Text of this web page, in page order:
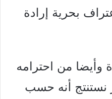
بحرية إرادة
وأيضا من احترامه
نستنتج أنه حسب